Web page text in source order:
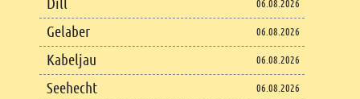
06.08.2026
Gelaber 06.08.2026
Kabeljau 06.08.2026
Seehecht 06.08.2026